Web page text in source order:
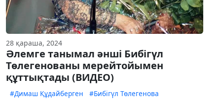
28 қараша, 2024
Әлемге танымал әнші Бибігүл
Төлегенованы мерейтойымен
құттықтады (ВИДЕО)
#Димаш Құдайберген #Бибігүл Төлегенова